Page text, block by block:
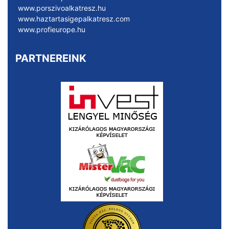
www.porszivoalkatresz.hu
www.haztartasigepalkatresz.com
www.profieurope.hu
PARTNEREINK